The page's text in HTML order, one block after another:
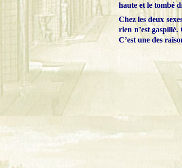
haute et le tombé
Chez les deux
rien n’est
C’est une des